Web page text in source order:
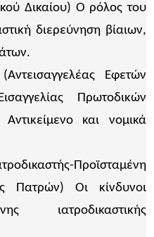
Δικαίου) Ο ρόλος του
διερεύνηση βίαιων,
Εφετών
Πρωτοδικών
Αντικείμενο και νομικά
Προϊσταμένη
Πατρών) Οι κίνδυνοι
ιατροδικαστικής